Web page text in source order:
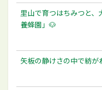
里山で育つはちみつと
養蜂園」🐶
矢板の静けさの中で紡